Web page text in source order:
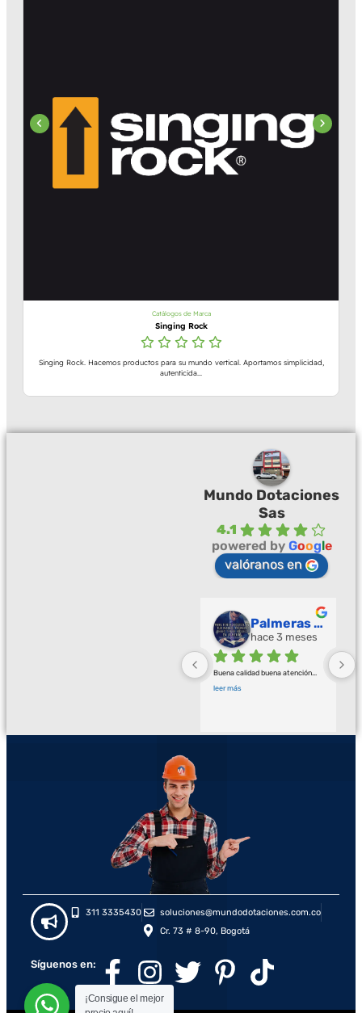
Catálogos de Marca
Singing Rock
Singing Rock. Hacemos productos para su mundo vertical. Aportamos simplicidad,
autenticida...
Mundo Dotaciones
Sas
4.1
powered by Google
valóranos en
Palmeras Doradas
hace 3 meses
Buena calidad buena atención
leer más
311 3335430
soluciones@mundodotaciones.com.co
Cr. 73 # 8-90, Bogotá
Síguenos en:
¡Consigue el mejor